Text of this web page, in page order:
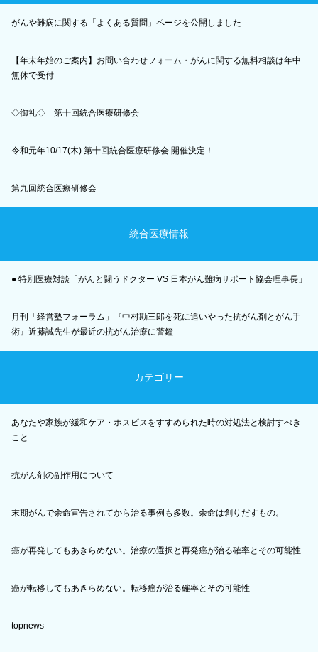
がんや難病に関する「よくある質問」ページを公開しました
【年末年始のご案内】お問い合わせフォーム・がんに関する無料相談は年中
無休で受付
◇御礼◇ 第十回統合医療研修会
令和元年10/17(木) 第十回統合医療研修会 開催決定！
第九回統合医療研修会
統合医療情報
● 特別医療対談「がんと闘うドクター VS 日本がん難病サポート協会理事長」
月刊「経営塾フォーラム」『中村勘三郎を死に追いやった抗がん剤とがん手
術』近藤誠先生が最近の抗がん治療に警鐘
カテゴリー
あなたや家族が緩和ケア・ホスピスをすすめられた時の対処法と検討すべき
こと
抗がん剤の副作用について
末期がんで余命宣告されてから治る事例も多数。余命は創りだすもの。
癌が再発してもあきらめない。治療の選択と再発癌が治る確率とその可能性
癌が転移してもあきらめない。転移癌が治る確率とその可能性
topnews